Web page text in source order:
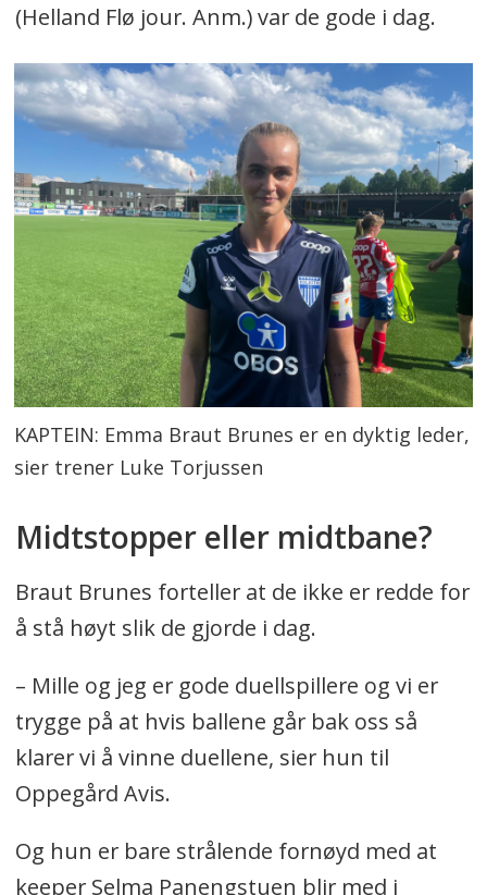
(Helland Flø jour. Anm.) var de gode i dag.
KAPTEIN: Emma Braut Brunes er en dyktig leder,
sier trener Luke Torjussen
Midtstopper eller midtbane?
Braut Brunes forteller at de ikke er redde for
å stå høyt slik de gjorde i dag.
– Mille og jeg er gode duellspillere og vi er
trygge på at hvis ballene går bak oss så
klarer vi å vinne duellene, sier hun til
Oppegård Avis.
Og hun er bare strålende fornøyd med at
keeper Selma Panengstuen blir med i